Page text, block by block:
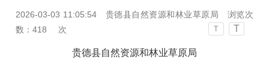
2026-03-03 11:05:54 贵德县自然资源和林业草原局
浏览次
数：418 次 T T
贵德县自然资源和林业草原局